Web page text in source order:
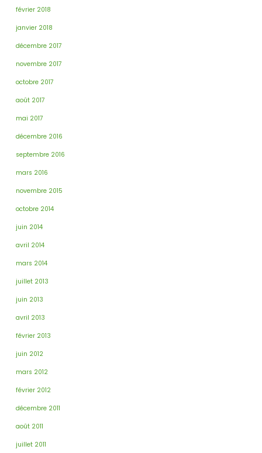
février 2018
janvier 2018
décembre 2017
novembre 2017
octobre 2017
août 2017
mai 2017
décembre 2016
septembre 2016
mars 2016
novembre 2015
octobre 2014
juin 2014
avril 2014
mars 2014
juillet 2013
juin 2013
avril 2013
février 2013
juin 2012
mars 2012
février 2012
décembre 2011
août 2011
juillet 2011